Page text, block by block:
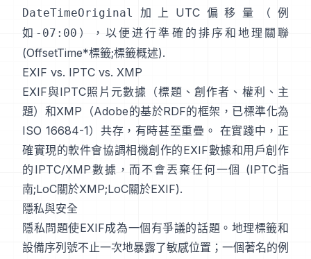
DateTimeOriginal
加上UTC偏移量（例
如 -07:00 ），以便进行準確的排序和地理關聯
(OffsetTime*標籤;標籤概述).
EXIF vs. IPTC vs. XMP
EXIF與IPTC照片元數據 （標題、創作者、權利、主
題）和XMP （Adobe的基於RDF的框架，已標準化為
ISO 16684-1）共存，有時甚至重疊。 在實踐中，正
確實現的軟件會協調相機創作的EXIF數據和用戶創作
的IPTC/XMP數據，而不會丟棄任何一個 (IPTC指
南;LoC關於XMP;LoC關於EXIF).
隱私與安全
隱私問題使EXIF成為一個有爭議的話題。地理標籤和
設備序列號不止一次地暴露了敏感位置；一個著名的例